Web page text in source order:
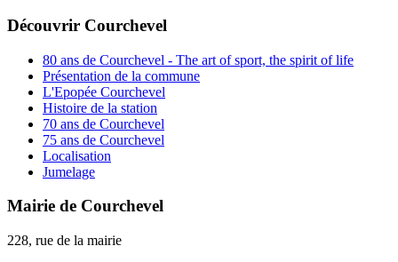
Découvrir Courchevel
80 ans de Courchevel - The art of sport, the spirit of life
Présentation de la commune
L'Epopée Courchevel
Histoire de la station
70 ans de Courchevel
75 ans de Courchevel
Localisation
Jumelage
Mairie de Courchevel
228, rue de la mairie